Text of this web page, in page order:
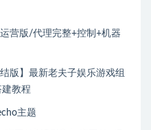
营版/代理完整+控制+机器
版】最新老夫子娱乐游戏组
教程
主题